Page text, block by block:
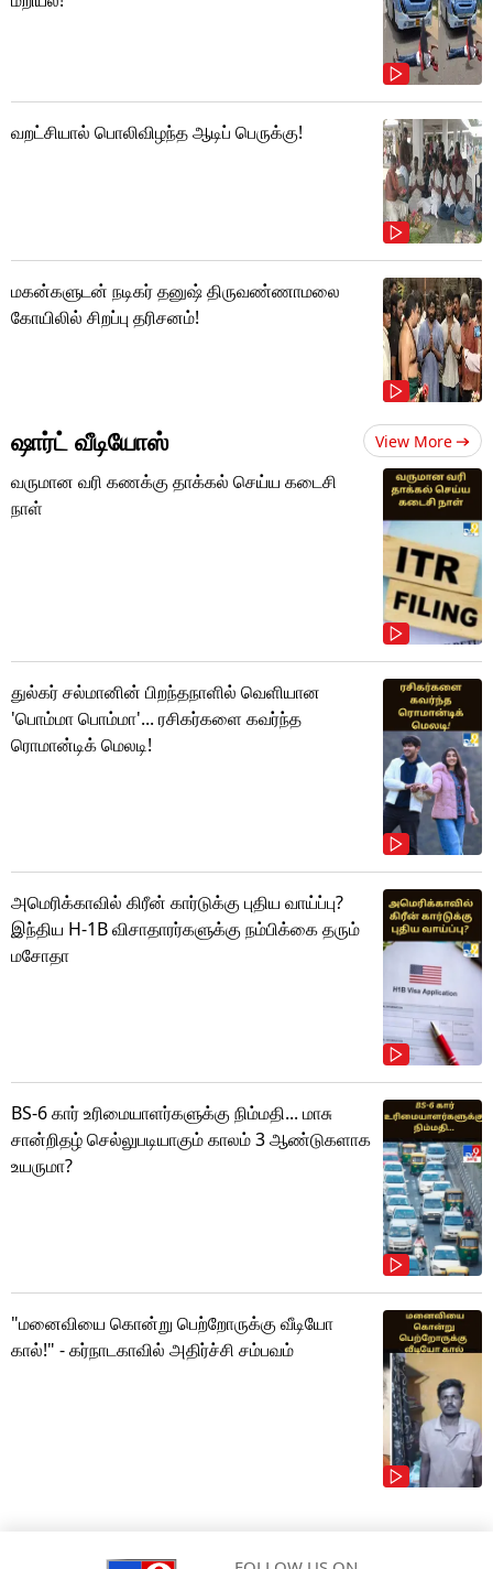
வறட்சியால் பொலிவிழந்த ஆடிப் பெருக்கு!
மகன்களுடன் நடிகர் தனுஷ் திருவண்ணாமலை
கோயிலில் சிறப்பு தரிசனம்!
ஷார்ட் வீடியோஸ் View More
வருமான வரி கணக்கு தாக்கல் செய்ய கடைசி
நாள்
துல்கர் சல்மானின் பிறந்தநாளில் வெளியான
'பொம்மா பொம்மா'... ரசிகர்களை கவர்ந்த
ரொமான்டிக் மெலடி!
அமெரிக்காவில் கிரீன் கார்டுக்கு புதிய வாய்ப்பு?
இந்திய H-1B விசாதாரர்களுக்கு நம்பிக்கை தரும்
மசோதா
BS-6 கார் உரிமையாளர்களுக்கு நிம்மதி... மாசு
சான்றிதழ் செல்லுபடியாகும் காலம் 3 ஆண்டுகளாக
உயருமா?
"மனைவியை கொன்று பெற்றோருக்கு வீடியோ
கால்!" - கர்நாடகாவில் அதிர்ச்சி சம்பவம்